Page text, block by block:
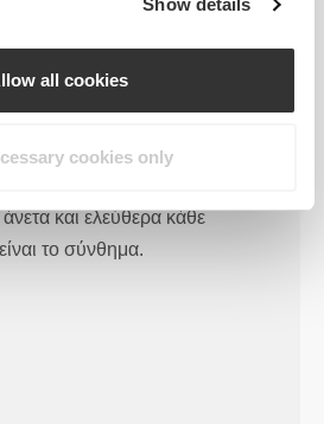
Show details
all cookies
cookies only
άνετα και ελεύθερα κάθε
το σύνθημα.